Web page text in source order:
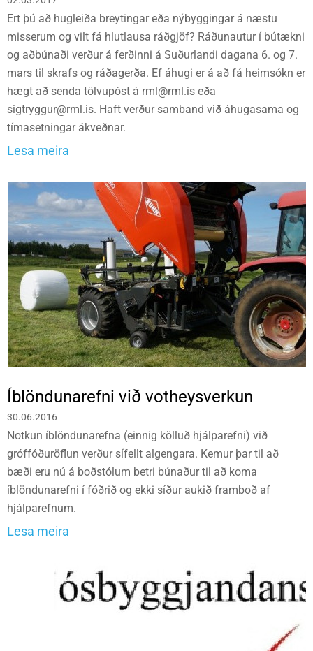
Ert þú að hugleiða breytingar eða nýbyggingar á næstu
misserum og vilt fá hlutlausa ráðgjöf? Ráðunautur í bútækni
og aðbúnaði verður á ferðinni á Suðurlandi dagana 6. og 7.
mars til skrafs og ráðagerða. Ef áhugi er á að fá heimsókn er
hægt að senda tölvupóst á rml@rml.is eða
sigtryggur@rml.is. Haft verður samband við áhugasama og
tímasetningar ákveðnar.
Lesa meira
Íblöndunarefni við votheysverkun
30.06.2016
Notkun íblöndunarefna (einnig kölluð hjálparefni) við
gróffóðuröflun verður sífellt algengara. Kemur þar til að
bæði eru nú á boðstólum betri búnaður til að koma
íblöndunarefni í fóðrið og ekki síður aukið framboð af
hjálparefnum.
Lesa meira